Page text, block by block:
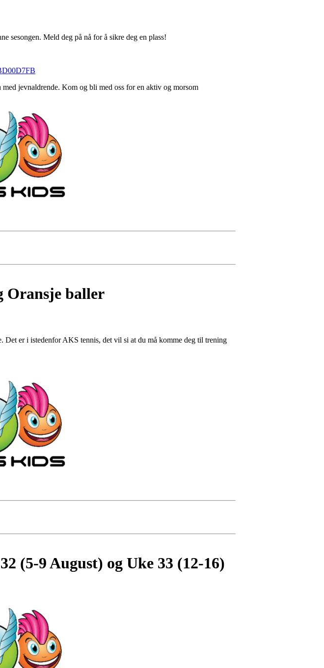
sesongen. Meld deg på nå for å sikre deg en plass!
jevnaldrende. Kom og bli med oss for en aktiv og morsom
Oransje baller
Det er i istedenfor AKS tennis, det vil si at du må komme deg til trening
(5-9 August) og Uke 33 (12-16)